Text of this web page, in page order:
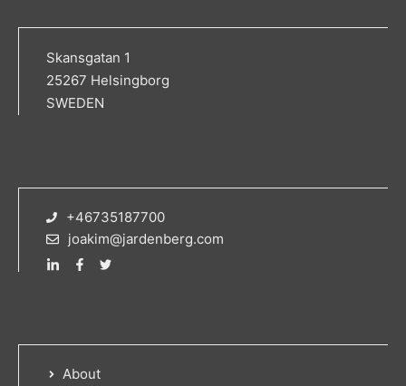
Skansgatan 1
25267 Helsingborg
SWEDEN
+46735187700
joakim@jardenberg.com
About